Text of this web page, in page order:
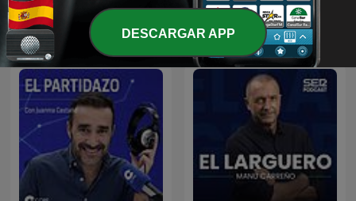
Más podcasts de Deportes
Ver todo
DESCARGAR APP